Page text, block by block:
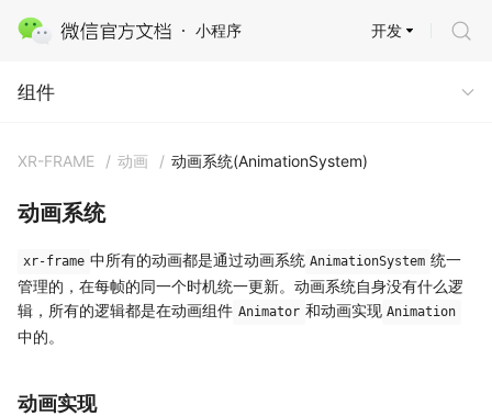
小程序
组件
开发
组件
XR-FRAME / 动画 / 动画系统(AnimationSystem)
动画系统
xr-frame 中所有的动画都是通过动画系统 AnimationSystem 统一
管理的，在每帧的同一个时机统一更新。动画系统自身没有什么逻
辑，所有的逻辑都是在动画组件 Animator 和动画实现 Animation
中的。
动画实现